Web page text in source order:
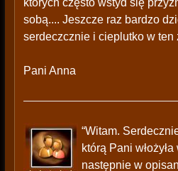
których często wstyd się
sobą.... Jeszcze raz bardzo
serdeczcznie i cieplutko w ten
Pani Anna
“Witam.
którą Pani
następnie w